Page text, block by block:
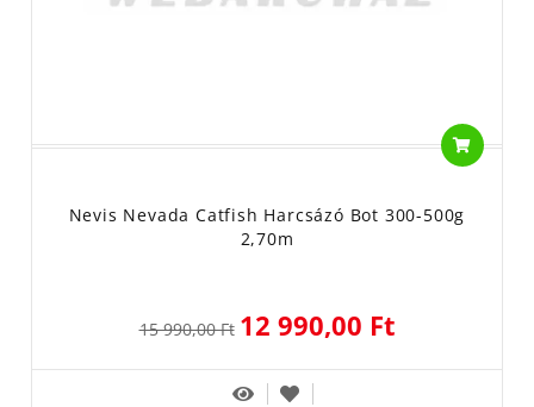
Nevis Nevada Catfish Harcsázó Bot 300-500g
2,70m
15 990,00 Ft 12 990,00 Ft